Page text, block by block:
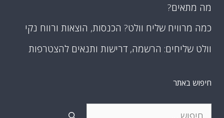
מה מתאים?
כמה מרוויח שליח וולט? הכנסות, הוצאות ורווח נקי
וולט שליחים: הרשמה, דרישות ותנאים להצטרפות
חיפוש באתר
חיפוש: